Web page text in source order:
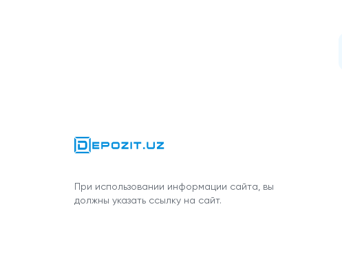
При использовании информации сайта, вы
должны указать ссылку на сайт.